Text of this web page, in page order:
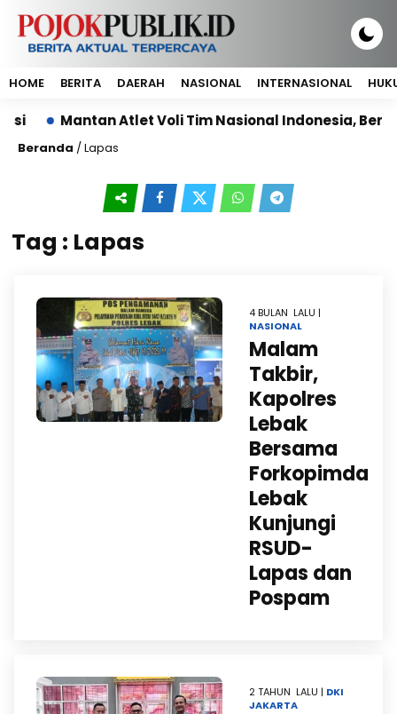
HOME BERITA DAERAH NASIONAL INTERNASIONAL
Mantan Atlet Voli Tim Nasional Indonesia,
Beranda /Lapas
Tag : Lapas
4 BULAN LALU |
NASIONAL
Malam
Takbir,
Kapolres
Lebak
Bersama
Forkopimda
Lebak
Kunjungi
RSUD-
Lapas dan
Pospam
2 TAHUN LALU | DKI
JAKARTA